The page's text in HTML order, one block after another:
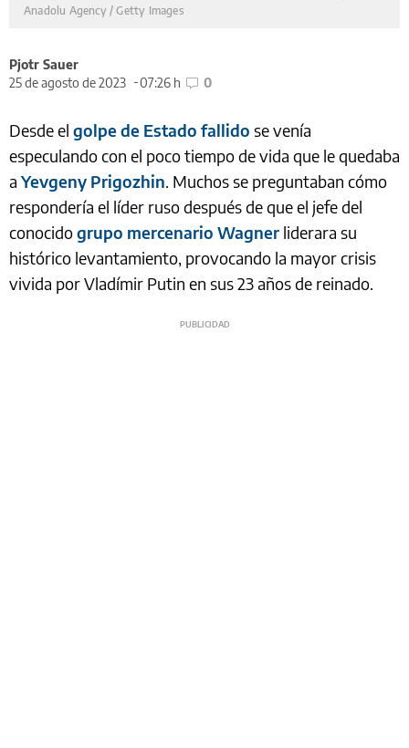
Anadolu Agency / Getty Images
Pjotr Sauer
25 de agosto de 2023
07:26 h 0
Desde el golpe de Estado fallido se venía
especulando con el poco tiempo de vida que le quedaba
aYevgeny Prigozhin. Muchos se preguntaban cómo
respondería el líder ruso después de que el jefe del
conocidogrupo mercenario Wagner liderara su
histórico levantamiento, provocando la mayor crisis
vivida por Vladímir Putin en sus 23 años de reinado.